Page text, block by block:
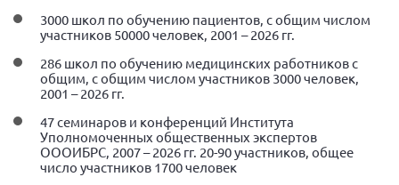
3000 школ по обучению пациентов, с общим числом
участников 50000 человек, 2001 – 2026 гг.
286 школ по обучению медицинских работников с
общим, с общим числом участников 3000 человек,
2001 – 2026 гг.
47 семинаров и конференций Института
Уполномоченных общественных экспертов
ОООИБРС, 2007 – 2026 гг. 20-90 участников, общее
число участников 1700 человек